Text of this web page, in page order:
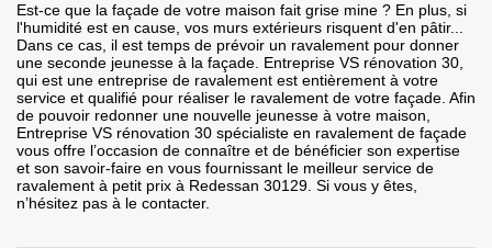
Est-ce que la façade de votre maison fait grise mine ? En plus, si
l'humidité est en cause, vos murs extérieurs risquent d'en pâtir...
Dans ce cas, il est temps de prévoir un ravalement pour donner
une seconde jeunesse à la façade. Entreprise VS rénovation 30,
qui est une entreprise de ravalement est entièrement à votre
service et qualifié pour réaliser le ravalement de votre façade. Afin
de pouvoir redonner une nouvelle jeunesse à votre maison,
Entreprise VS rénovation 30 spécialiste en ravalement de façade
vous offre l’occasion de connaître et de bénéficier son expertise
et son savoir-faire en vous fournissant le meilleur service de
ravalement à petit prix à Redessan 30129. Si vous y êtes,
n’hésitez pas à le contacter.